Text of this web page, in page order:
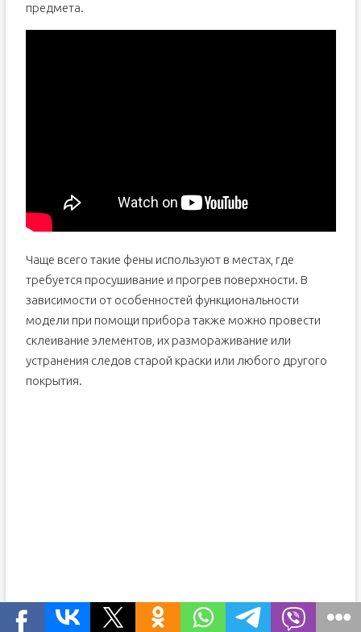
предмета.
Чаще всего такие фены используют в местах, где
требуется просушивание и прогрев поверхности. В
зависимости от особенностей функциональности
модели при помощи прибора также можно провести
склеивание элементов, их размораживание или
устранения следов старой краски или любого другого
покрытия.